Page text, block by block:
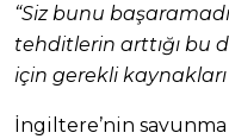
“Siz bunu
tehditlerin arttığı bu
için gerekli
İngiltere’nin